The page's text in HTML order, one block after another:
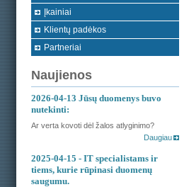
Įkainiai
Klientų padėkos
Partneriai
Naujienos
2026-04-13 Jūsų duomenys buvo
nutekinti:
Ar verta kovoti dėl žalos atlyginimo?
Daugiau
2025-04-15 - IT specialistams ir
tiems, kurie rūpinasi duomenų
saugumu.